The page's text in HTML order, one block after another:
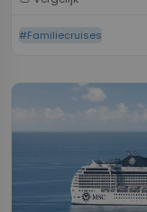
#Familiecruises